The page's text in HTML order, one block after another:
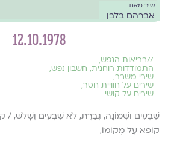
שיר מאת
אברהם בלבן
12.10.1978
//בריאות הנפש,
התמודדות רוחנית, חשבון נפש,
שירי משבר,
שירים על חוויית חסר,
שירים על קושי
שִׁבְעִים וּשְׁמוֹנָה, גְּבֶרֶת, לֹא שִׁבְעִים וְשָׁלֹש, /
קוֹפֵא עַל מְקוֹמוֹ,